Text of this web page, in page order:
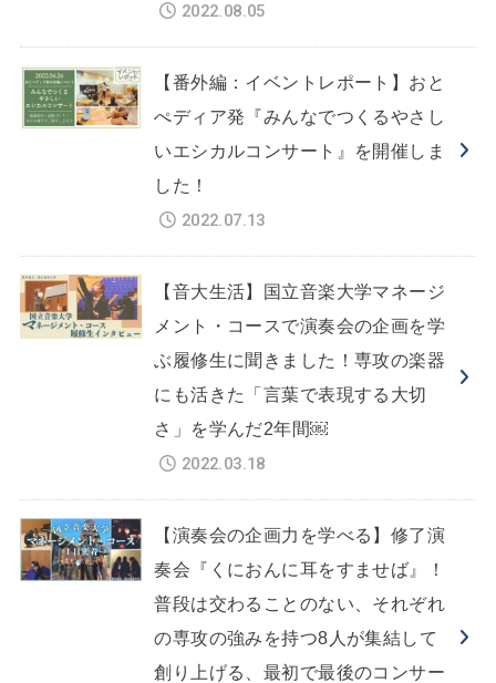
2022.08.05
【番外編：イベントレポート】おと
ぺディア発『みんなでつくるやさし
いエシカルコンサート』を開催しま
した！
2022.07.13
【音大生活】国立音楽大学マネージ
メント・コースで演奏会の企画を学
ぶ履修生に聞きました！専攻の楽器
にも活きた「言葉で表現する大切
さ」を学んだ2年間￼
2022.03.18
【演奏会の企画力を学べる】修了演
奏会『くにおんに耳をすませば』！
普段は交わることのない、それぞれ
の専攻の強みを持つ8人が集結して
創り上げる、最初で最後のコンサー